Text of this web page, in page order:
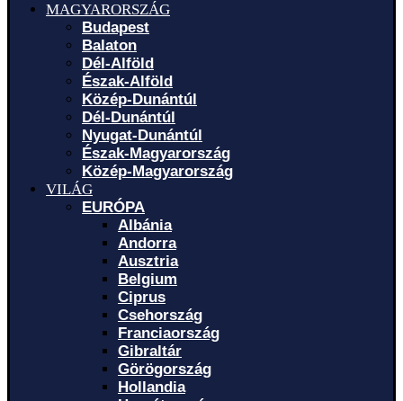
MAGYARORSZÁG
Budapest
Balaton
Dél-Alföld
Észak-Alföld
Közép-Dunántúl
Dél-Dunántúl
Nyugat-Dunántúl
Észak-Magyarország
Közép-Magyarország
VILÁG
EURÓPA
Albánia
Andorra
Ausztria
Belgium
Ciprus
Csehország
Franciaország
Gibraltár
Görögország
Hollandia